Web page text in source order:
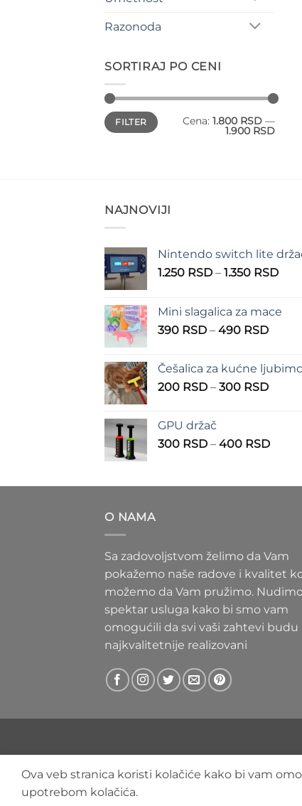
Razonoda
SORTIRAJ PO CENI
Minimalna
cena
Maksimalna
cenaFILTER Cena: 1.800 RSD —
1.900 RSD
NAJNOVIJI
Nintendo switch lite
1.250 RSD – 1.350 RSD
Mini slagalica za mace
390 RSD – 490 RSD
390
do
Češalica za kućne
200 RSD – 300 RSD
do
GPU držač
300 RSD – 400 RSD
300
O NAMA
Sa zadovoljstvom želimo da Vam
pokažemo naše radove i kvalitet
možemo da Vam pružimo.
spektar usluga kako bi smo vam
omogućili da svi vaši zahtevi budu
najkvalitetnije realizovani
Ova veb stranica koristi kolačiće kako bi vam
upotrebom kolačića.